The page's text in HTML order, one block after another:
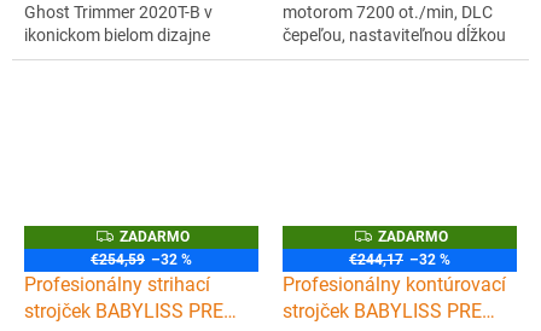
Ghost Trimmer 2020T-B v
ikonickom bielom dizajne
nabitý inovatívnymi a
motorom 7200 ot./min, DLC
čepeľou, nastaviteľnou dĺžkou
strihu, 3 rôzne farebnými
Z
A
D
A
R
M
ZADARMO
€254,59 –32 %
Profesionálny strihací
strojček BABYLISS PRE
Z
A
D
A
R
M
ZADARMO
€244,17 –32 %
Profesionálny kontúrovací
strojček BABYLISS PRE